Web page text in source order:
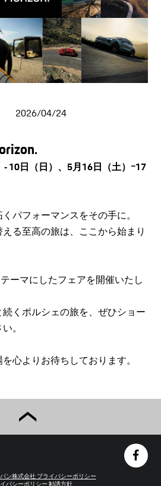
2026/04/24
10日（日）、5月16日（土）ｰ17
パフォーマンスをその手に。
る至高の旅は、ここから始まり
ーマにしたフェアを開催いたし
くポルシェの旅を、ぜひショー
。
心よりお待ちしております。
ン株式会社 プライバシーポリシー
バシーポリシー 勧誘方針